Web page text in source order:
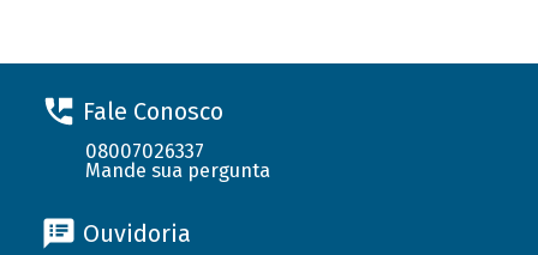
Fale Conosco
08007026337
Mande sua pergunta
Ouvidoria